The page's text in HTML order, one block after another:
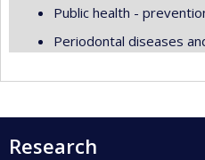
Public health -
Periodontal diseases
Research